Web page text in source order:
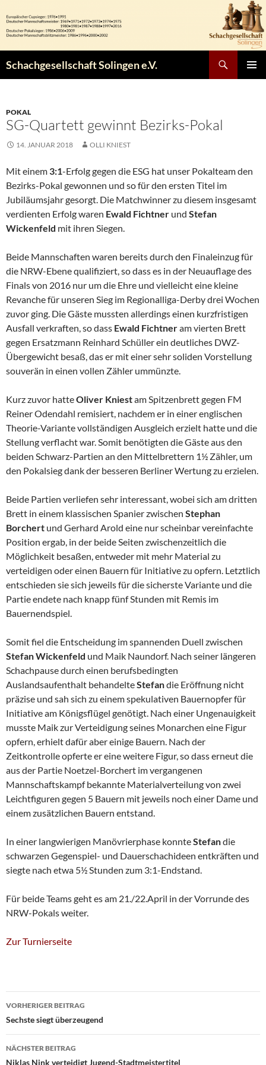
Inhalt
springen
Schachgesellschaft Solingen e.V.
POKAL
SG-Quartett gewinnt Bezirks-Pokal
14. JANUAR 2018 OLLI KNIEST
Mit einem 3:1-Erfolg gegen die ESG hat unser Pokalteam den
Bezirks-Pokal gewonnen und so für den ersten Titel im
Jubiläumsjahr gesorgt. Die Matchwinner zu diesem insgesamt
verdienten Erfolg waren Ewald Fichtner und Stefan
Wickenfeld mit ihren Siegen.
Beide Mannschaften waren bereits durch den Finaleinzug für
die NRW-Ebene qualifiziert, so dass es in der Neuauflage des
Finals von 2016 nur um die Ehre und vielleicht eine kleine
Revanche für unseren Sieg im Regionalliga-Derby drei Wochen
zuvor ging. Die Gäste mussten allerdings einen kurzfristigen
Ausfall verkraften, so dass Ewald Fichtneram vierten Brett
gegen Ersatzmann Reinhard Schüller ein deutliches DWZ-
Übergewicht besaß, das er mit einer sehr soliden Vorstellung
souverän in einen vollen Zähler ummünzte.
Kurz zuvor hatteOliver Kniestam Spitzenbrett gegen FM
Reiner Odendahl remisiert, nachdem er in einer englischen
Theorie-Variante vollständigen Ausgleich erzielt hatte und die
Stellung verflacht war. Somit benötigten die Gäste aus den
beiden Schwarz-Partien an den Mittelbrettern 1½ Zähler, um
den Pokalsieg dank der besseren Berliner Wertung zu erzielen.
Beide Partien verliefen sehr interessant, wobei sich am dritten
Brett in einem klassischen Spanier zwischen Stephan
Borchert und Gerhard Arold eine nur scheinbar vereinfachte
Position ergab, in der beide Seiten zwischenzeitlich die
Möglichkeit besaßen, entweder mit mehr Material zu
verteidigen oder einen Bauern für Initiative zu opfern. Letztlich
entschieden sie sich jeweils für die sicherste Variante und die
Partie endete nach knapp fünf Stunden mit Remis im
Bauernendspiel.
Somit fiel die Entscheidung im spannenden Duell zwischen
Stefan Wickenfeld und Maik Naundorf. Nach seiner längeren
Schachpause durch einen berufsbedingten
Auslandsaufenthalt behandelteStefandie Eröffnung nicht
präzise und sah sich zu einem spekulativen Bauernopfer für
Initiative am Königsflügel genötigt. Nach einer Ungenauigkeit
musste Maik zur Verteidigung seines Monarchen eine Figur
opfern, erhielt dafür aber einige Bauern. Nach der
Zeitkontrolle opferte er eine weitere Figur, so dass erneut die
aus der Partie Noetzel-Borchert im vergangenen
Mannschaftskampf bekannte Materialverteilung von zwei
Leichtfiguren gegen 5 Bauern mit jeweils noch einer Dame und
einem zusätzlichen Bauern entstand.
In einer langwierigen Manövrierphase konnteStefandie
schwarzen Gegenspiel- und Dauerschachideen entkräften und
siegte nach etwa 5½ Stunden zum 3:1-Endstand.
Für beide Teams geht es am 21./22.April in der Vorrunde des
NRW-Pokals weiter.
Zur Turnierseite
Beitragsnavigation
VORHERIGER BEITRAG
Sechste siegt überzeugend
NÄCHSTER BEITRAG
Niklas Nink verteidigt Jugend-Stadtmeistertitel